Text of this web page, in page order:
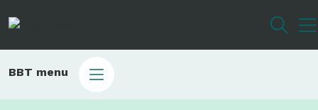
gaan
Main
BBT menu